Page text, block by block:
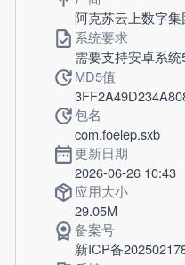
阿克苏云上数字
系统要求
需要支持安卓系统
MD5值
包名
com.foelep.sxb
更新日期
2026-06-26 10:43
应用大小
29.05M
备案号
新ICP备